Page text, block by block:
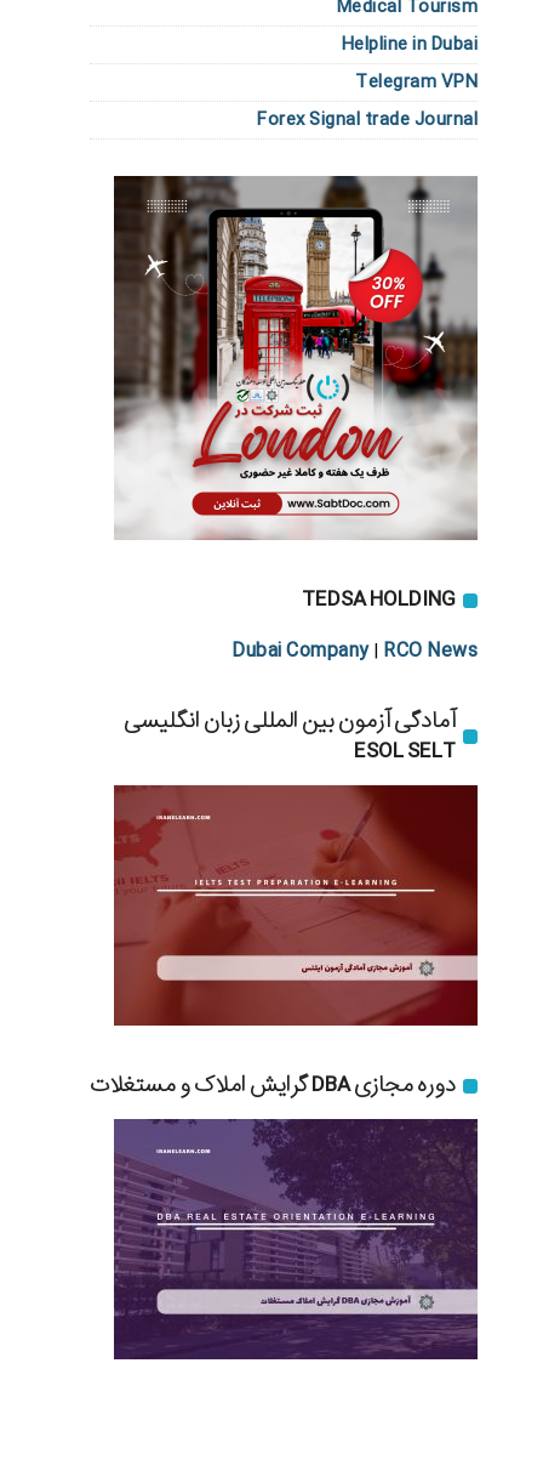
Medical Tourism
Helpline in Dubai
Telegram VPN
Forex Signal trade Journal
TEDSA HOLDING
Dubai Company| RCO News
آمادگی آزمون بین المللی زبان انگلیسی
ESOL SELT
دوره مجازی DBA گرایش املاک و مستغلات